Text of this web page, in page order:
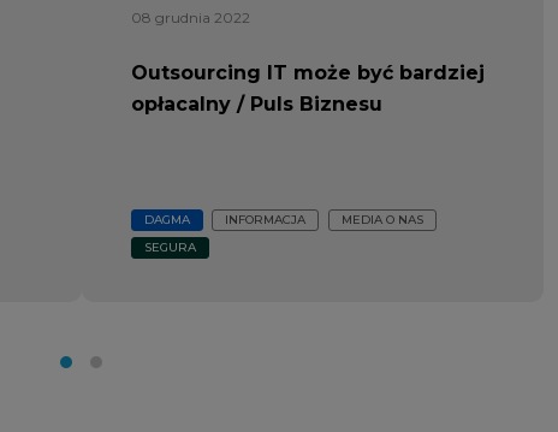
08 grudnia 2022
Outsourcing IT może być bardziej
opłacalny / Puls Biznesu
DAGMA INFORMACJA
MEDIA O NAS
SEGURA